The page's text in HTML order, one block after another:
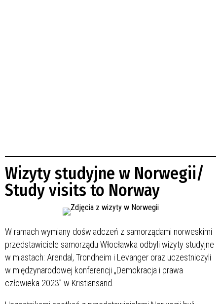
Wizyty studyjne w Norwegii/
Study visits to Norway
W ramach wymiany doświadczeń z samorządami norweskimi
przedstawiciele samorządu Włocławka odbyli wizyty studyjne
w miastach: Arendal, Trondheim i Levanger oraz uczestniczyli
w międzynarodowej konferencji „Demokracja i prawa
człowieka 2023” w Kristiansand.